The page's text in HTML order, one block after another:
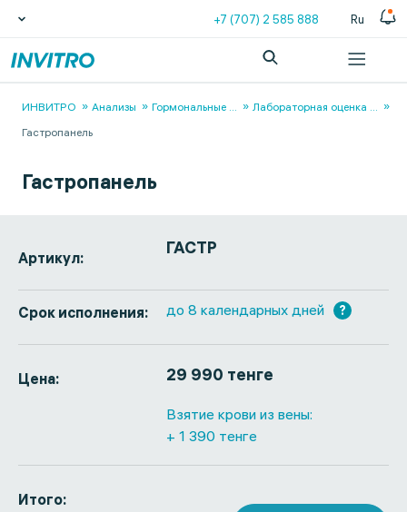
+7 (707) 2 585 888 Ru
ИНВИТРО Анализы Гормональные ... Лабораторная оценка ...
Гастропанель
Гастропанель
Артикул: ГАСТР
Срок исполнения: до 8 календарных дней ?
Цена: 29 990 тенге
Взятие крови из вены:
+ 1 390 тенге
Итого: